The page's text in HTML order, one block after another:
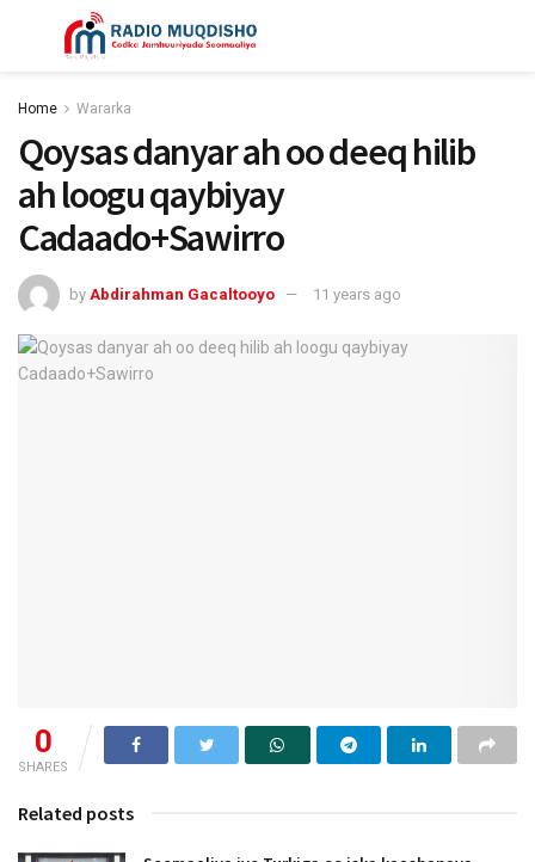
Home Wararka
Qoysas danyar ah oo deeq hilib
ah loogu qaybiyay
Cadaado+Sawirro
by Abdirahman Gacaltooyo 11 years ago
0
SHARES
Related posts